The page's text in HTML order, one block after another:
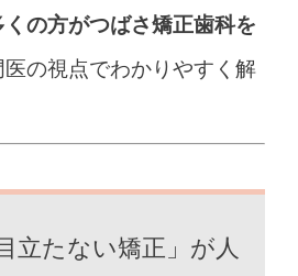
の方がつばさ矯正歯科を
の視点でわかりやすく解
立たない矯正」が人